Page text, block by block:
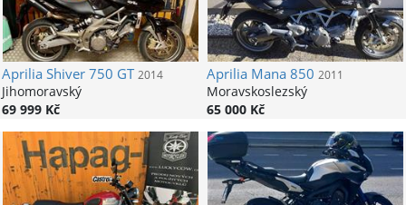
ApriliaShiver 750 GT 2014
Jihomoravský
69 999 Kč
ApriliaMana 850 2011
Moravskoslezský
65 000 Kč